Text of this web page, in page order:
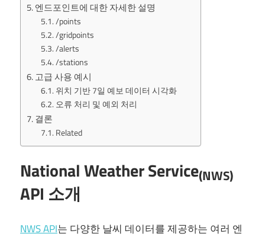
엔드포인트에 대한 자세한 설명
/points
/gridpoints
/alerts
/stations
고급 사용 예시
위치 기반 7일 예보 데이터 시각화
오류 처리 및 예외 처리
결론
Related
National Weather Service(NWS)
API 소개
NWS API는 다양한 날씨 데이터를 제공하는 여러 엔